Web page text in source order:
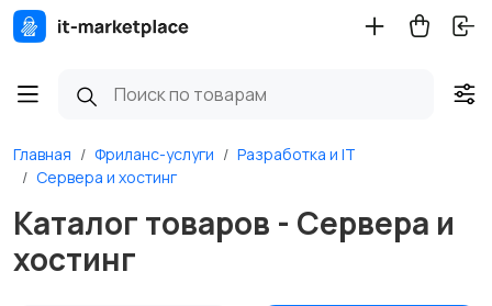
Главная Фриланс-услуги
Разработка и IT
Сервера и хостинг
Каталог товаров - Сервера и
хостинг